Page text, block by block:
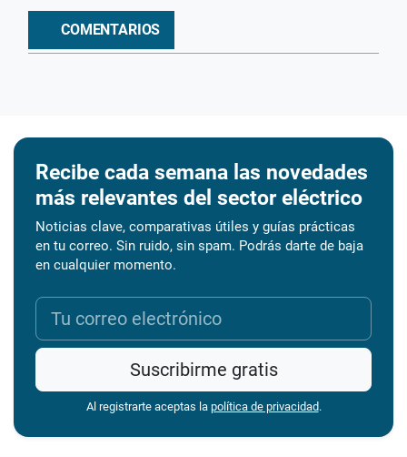
COMENTARIOS
Recibe cada semana las novedades
más relevantes del sector eléctrico
Noticias clave, comparativas útiles y guías prácticas
en tu correo. Sin ruido, sin spam. Podrás darte de baja
en cualquier momento.
Suscribirme gratis
Al registrarte aceptas la política de privacidad.